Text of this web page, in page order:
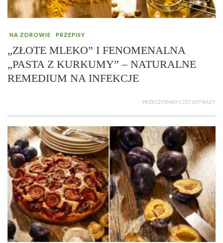
NA ZDROWIE PRZEPISY
„ZŁOTE MLEKO” I FENOMENALNA
„PASTA Z KURKUMY” – NATURALNE
REMEDIUM NA INFEKCJE
PRZECZYTANO 1 227 657 RAZY